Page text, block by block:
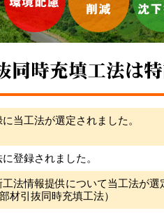
当工法が選定されました。
登録されました。
法情報提供について当工法が選
材引抜同時充填工法）